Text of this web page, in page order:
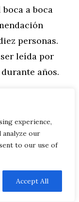
experience,
analyze our
to our use of
Accept All
a boca
personas.
leída por
años.
reputación
para
Y sin
donde más